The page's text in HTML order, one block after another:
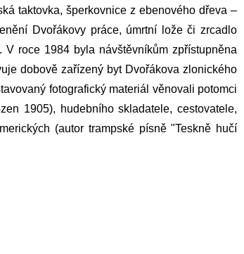
taktovka, šperkovnice z ebenového dřeva –
Dvořákovy práce, úmrtní lože či zrcadlo
. V roce 1984 byla návštěvníkům zpřístupněna
dobově zařízený byt Dvořákova zlonického
fotografický materiál věnovali potomci
1905), hudebního skladatele, cestovatele,
(autor trampské písně "Teskně hučí